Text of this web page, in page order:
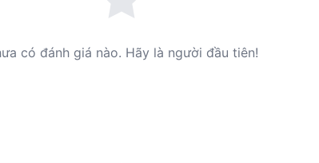
có đánh giá nào. Hãy là người đầu tiên!